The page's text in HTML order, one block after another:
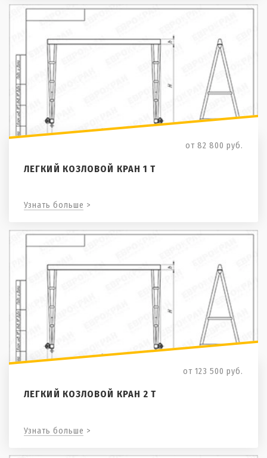
от 82 800 руб.
ЛЕГКИЙ КОЗЛОВОЙ КРАН 1 Т
Узнать больше >
от 123 500 руб.
ЛЕГКИЙ КОЗЛОВОЙ КРАН 2 Т
Узнать больше >